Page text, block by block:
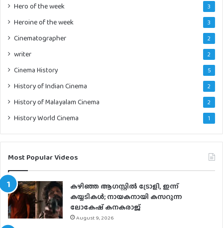
Hero of the week 3
Heroine of the week 3
Cinematographer 2
writer 2
Cinema History 5
History of Indian Cinema 2
History of Malayalam Cinema 2
History World Cinema 1
Most Popular Videos
കഴിഞ്ഞ ആഗസ്റ്റിൽ ട്രോളി, ഇന്ന്
കയ്യടികൾ; നായകനായി കസറുന്ന
ലോകേഷ് കനകരാജ്
August 9, 2026